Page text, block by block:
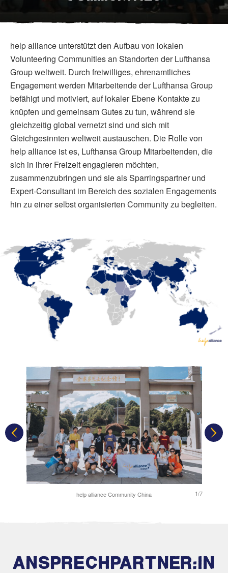
help alliance unterstützt den Aufbau von lokalen
Volunteering Communities an Standorten der Lufthansa
Group weltweit. Durch freiwilliges, ehrenamtliches
Engagement werden Mitarbeitende der Lufthansa Group
befähigt und motiviert, auf lokaler Ebene Kontakte zu
knüpfen und gemeinsam Gutes zu tun, während sie
gleichzeitig global vernetzt sind und sich mit
Gleichgesinnten weltweit austauschen. Die Rolle von
help alliance ist es, Lufthansa Group Mitarbeitenden, die
sich in ihrer Freizeit engagieren möchten,
zusammenzubringen und sie als Sparringspartner und
Expert-Consultant im Bereich des sozialen Engagements
hin zu einer selbst organisierten Community zu begleiten.
help alliance Community China 1/7
ANSPRECHPARTNER:IN